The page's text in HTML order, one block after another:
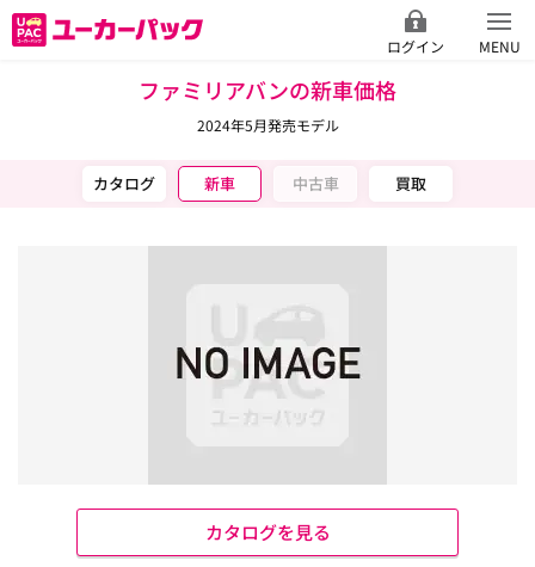
ログイン MENU
ファミリアバンの新車価格
2024年5月発売モデル
カタログ 新車 中古車 買取
カタログを見る